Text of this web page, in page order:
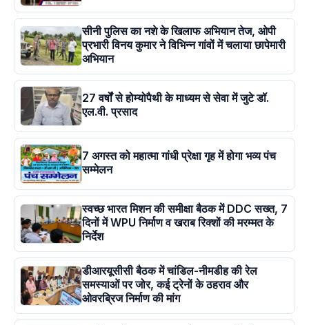
सीनी पुलिस का नशे के खिलाफ अभियान तेज, ओपी
प्रभारी विनय कुमार ने विभिन्न गांवों में चलाया छापेमारी
अभियान
27 वर्षों से होम्योपैथी के माध्यम से सेवा में जुटे डॉ.
एल.वी. प्रसाद
7 अगस्त को महात्मा गांधी प्रेक्षा गृह में होगा भव्य पंच
सम्मेलन
स्वच्छ भारत मिशन की समीक्षा बैठक में DDC सख्त, 7
दिनों में WPU निर्माण व खराब रिक्शों की मरम्मत के
निर्देश
डीआरयूसीसी बैठक में चांडिल-नीमडीह की रेल
समस्याओं पर जोर, कई ट्रेनों के ठहराव और
ओवरब्रिज निर्माण की मांग